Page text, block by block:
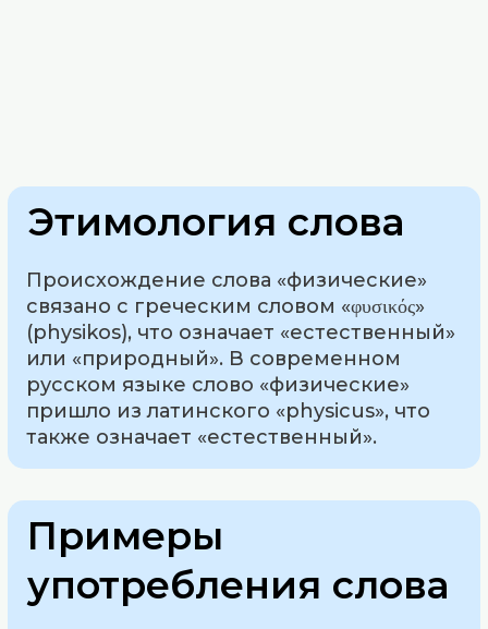
Этимология слова
Происхождение слова «физические»
связано с греческим словом «φυσικός»
(physikos), что означает «естественный»
или «природный». В современном
русском языке слово «физические»
пришло из латинского «physicus», что
также означает «естественный».
Примеры
употребления слова